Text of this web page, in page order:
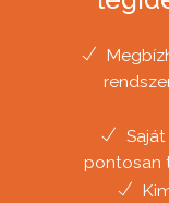
pontosan